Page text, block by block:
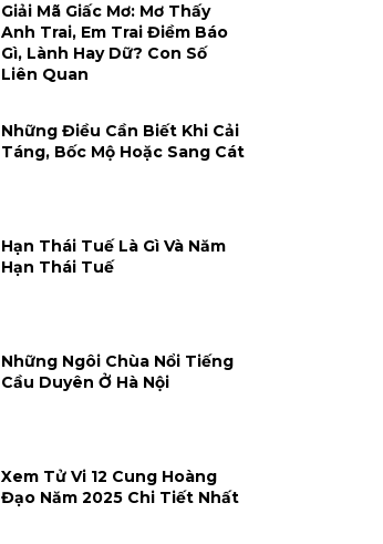
Giải Mã Giấc Mơ: Mơ Thấy
Anh Trai, Em Trai Điềm Báo
Gì, Lành Hay Dữ? Con Số
Liên Quan
Những Điều Cần Biết Khi Cải
Táng, Bốc Mộ Hoặc Sang Cát
Hạn Thái Tuế Là Gì Và Năm
Hạn Thái Tuế
Những Ngôi Chùa Nổi Tiếng
Cầu Duyên Ở Hà Nội
Xem Tử Vi 12 Cung Hoàng
Đạo Năm 2025 Chi Tiết Nhất